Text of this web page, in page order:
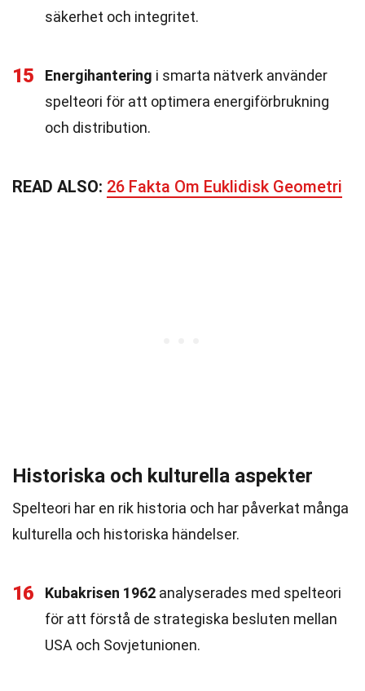
säkerhet och integritet.
15 Energihantering i smarta nätverk använder
spelteori för att optimera energiförbrukning
och distribution.
READ ALSO: 26 Fakta Om Euklidisk Geometri
Historiska och kulturella aspekter
Spelteori har en rik historia och har påverkat många
kulturella och historiska händelser.
16 Kubakrisen 1962 analyserades med spelteori
för att förstå de strategiska besluten mellan
USA och Sovjetunionen.